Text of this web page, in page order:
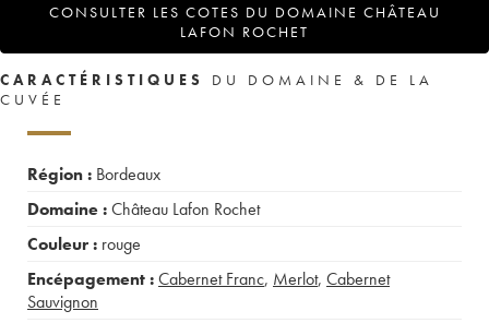
CONSULTER LES COTES DU DOMAINE CHÂTEAU
LAFON ROCHET
CARACTÉRISTIQUES
DU DOMAINE & DE LA
CUVÉE
Région : Bordeaux
Domaine :Château Lafon Rochet
Couleur : rouge
Encépagement :Cabernet Franc, Merlot, Cabernet
Sauvignon